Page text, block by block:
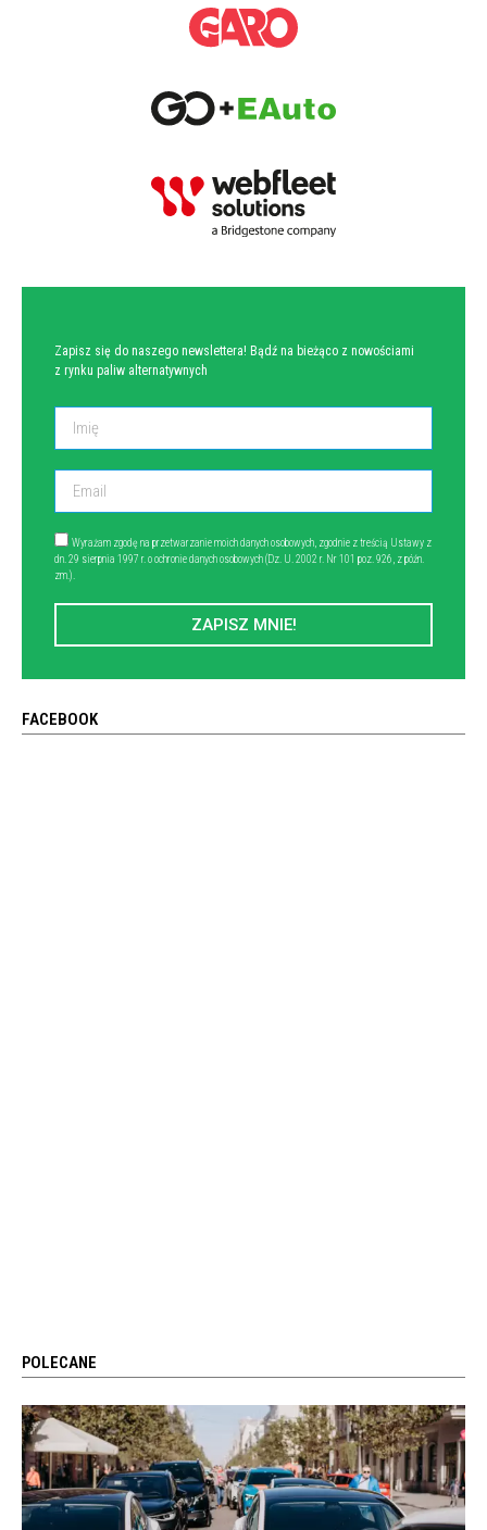
Zapisz się do naszego newslettera! Bądź na bieżąco z nowościami
z rynku paliw alternatywnych
Wyrażam zgodę na przetwarzanie moich danych osobowych, zgodnie z treścią Ustawy z
dn. 29 sierpnia 1997 r. o ochronie danych osobowych (Dz. U. 2002 r. Nr 101 poz. 926, z późn.
zm.).
ZAPISZ MNIE!
FACEBOOK
POLECANE